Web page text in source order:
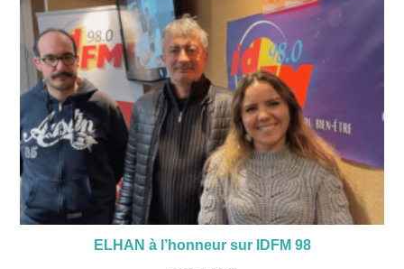
ELHAN à l’honneur sur IDFM 98